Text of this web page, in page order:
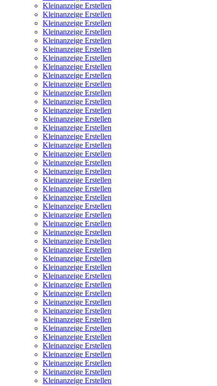
Kleinanzeige Erstellen
Kleinanzeige Erstellen
Kleinanzeige Erstellen
Kleinanzeige Erstellen
Kleinanzeige Erstellen
Kleinanzeige Erstellen
Kleinanzeige Erstellen
Kleinanzeige Erstellen
Kleinanzeige Erstellen
Kleinanzeige Erstellen
Kleinanzeige Erstellen
Kleinanzeige Erstellen
Kleinanzeige Erstellen
Kleinanzeige Erstellen
Kleinanzeige Erstellen
Kleinanzeige Erstellen
Kleinanzeige Erstellen
Kleinanzeige Erstellen
Kleinanzeige Erstellen
Kleinanzeige Erstellen
Kleinanzeige Erstellen
Kleinanzeige Erstellen
Kleinanzeige Erstellen
Kleinanzeige Erstellen
Kleinanzeige Erstellen
Kleinanzeige Erstellen
Kleinanzeige Erstellen
Kleinanzeige Erstellen
Kleinanzeige Erstellen
Kleinanzeige Erstellen
Kleinanzeige Erstellen
Kleinanzeige Erstellen
Kleinanzeige Erstellen
Kleinanzeige Erstellen
Kleinanzeige Erstellen
Kleinanzeige Erstellen
Kleinanzeige Erstellen
Kleinanzeige Erstellen
Kleinanzeige Erstellen
Kleinanzeige Erstellen
Kleinanzeige Erstellen
Kleinanzeige Erstellen
Kleinanzeige Erstellen
Kleinanzeige Erstellen